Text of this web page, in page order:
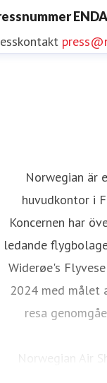
Norwegian är
huvudkontor i
Koncernen har
ledande
Widerøe's
2024 med målet
resa
Norwegian Air